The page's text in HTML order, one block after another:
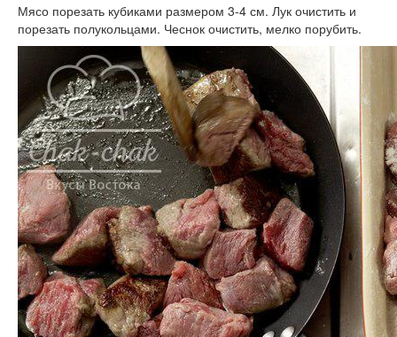
Мясо порезать кубиками размером 3-4 см. Лук очистить и
порезать полукольцами. Чеснок очистить, мелко порубить.